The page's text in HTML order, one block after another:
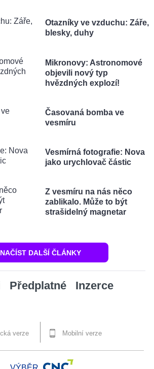
Otazníky ve vzduchu: Záře,
blesky, duhy
Mikronovy: Astronomové
objevili nový typ
hvězdných explozí!
Časovaná bomba ve
vesmíru
Vesmírná fotografie: Nova
jako urychlovač částic
Z vesmíru na nás něco
zablikalo. Může to být
strašidelný magnetar
NAČÍST DALŠÍ ČLÁNKY
Předplatné Inzerce
verze Mobilní verze